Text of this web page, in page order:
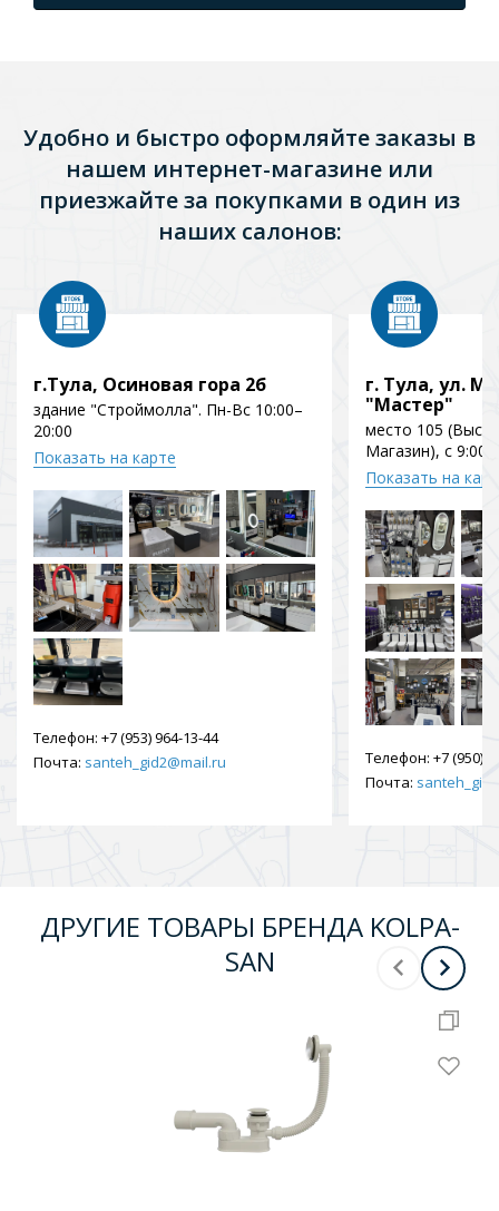
Удобно и быстро оформляйте заказы в
нашем интернет-магазине или
приезжайте за покупками в один из
наших салонов:
г.Тула, Осиновая гора 2б
здание "Строймолла". Пн-Вс 10:00–
20:00
Показать на карте
Телефон: +7 (953) 964-13-44
Почта: santeh_gid2@mail.ru
г. Тула, ул.
"Мастер"
место 105
Магазин), с 9:00
Показать на
Телефон: +7 (950)
Почта:
ДРУГИЕ ТОВАРЫ БРЕНДА KOLPA-
SAN